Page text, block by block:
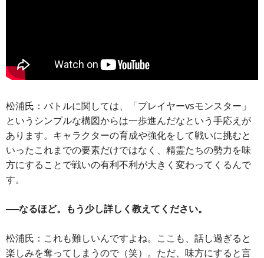
松浦氏：バトルに関しては、「プレイヤーvsモンスター」
というシンプルな構図からは一歩進んだなという手応えが
あります。キャラクターの育成や強化をして戦いに挑むと
いったこれまでの要素だけではなく、精霊たちの勢力を味
方にすることで戦いの有利不利が大きく変わってくるんで
す。
──なるほど。もう少し詳しく教えてください。
松浦氏：これも難しいんですよね。ここも、話し過ぎると
楽しみを奪ってしまうので（笑）。ただ、味方にすると言